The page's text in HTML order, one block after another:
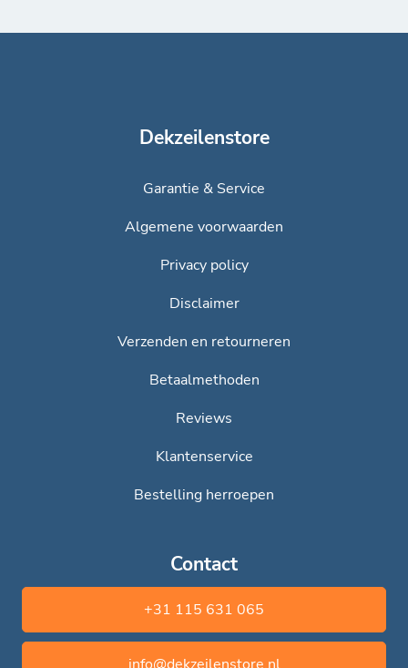
Dekzeilenstore
Garantie & Service
Algemene voorwaarden
Privacy policy
Disclaimer
Verzenden en retourneren
Betaalmethoden
Reviews
Klantenservice
Bestelling herroepen
Contact
+31 115 631 065